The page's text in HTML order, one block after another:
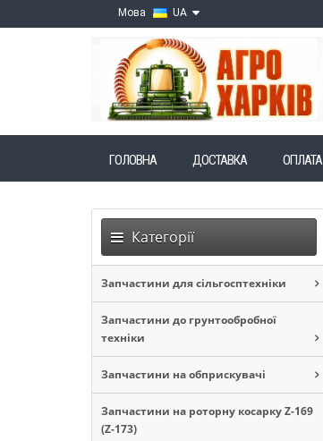
Мова UA
ГОЛОВНА ДОСТАВКА ОПЛАТА
Категорії
Запчастини для сільгосптехніки
Запчастини до грунтообробної
техніки
Запчастини на обприскувачі
Запчастини на роторну косарку Z-169
(Z-173)